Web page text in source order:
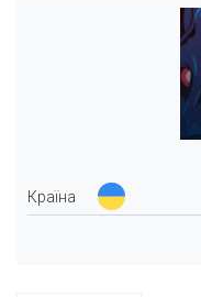
Країна